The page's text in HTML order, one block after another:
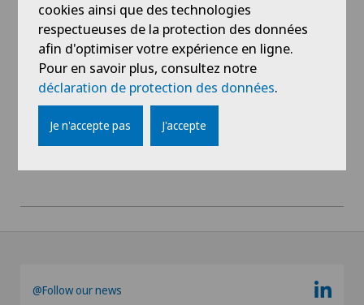
Chirurgie de la thyroïde (chirurgie endocrinienne)
Chirurgie de l’épaule
Chirurgie du côlon
Chirurgie du coude
Médecine interne générale
Voir profil
@Follow our news
cookies ainsi que des technologies
respectueuses de la protection des données
afin d'optimiser votre expérience en ligne.
Pour en savoir plus, consultez notre
déclaration de protection des données.
Je n'accepte pas J'accepte